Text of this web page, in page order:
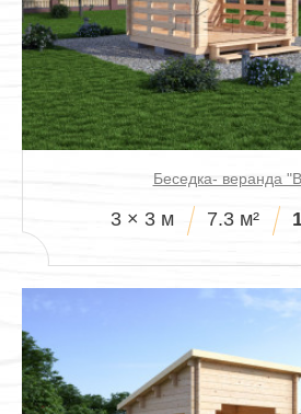
Павильоны
Беседка- веранда
3 × 3 м 7.3 м²